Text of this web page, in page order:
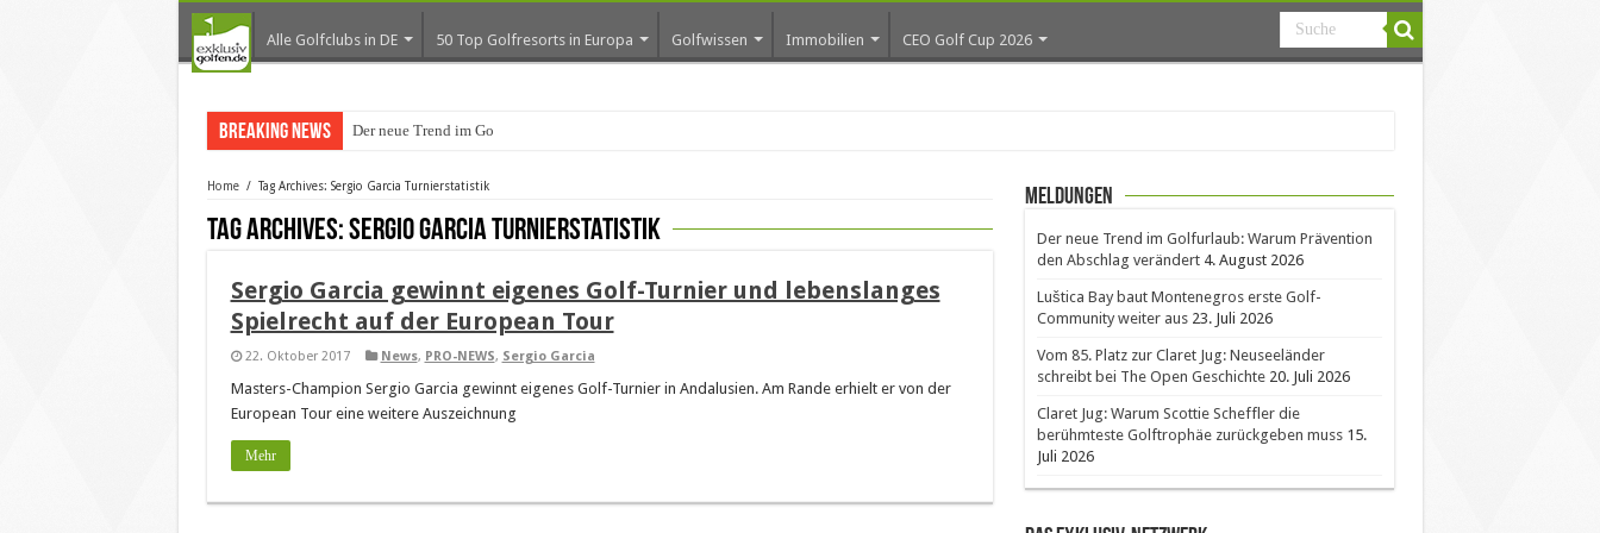
Alle Golfclubs in DE 50 Top Golfresorts in Europa Golfwissen Immobilien CEO Golf Cup 2026
Breaking News Der neue Trend im Golfurlaub
Home / Tag Archives: Sergio Garcia Turnierstatistik
Tag Archives:Sergio Garcia Turnierstatistik
Sergio Garcia gewinnt eigenes Golf-Turnier und lebenslanges
Spielrecht auf der European Tour
22. Oktober 2017 News, PRO-NEWS, Sergio Garcia
Masters-Champion Sergio Garcia gewinnt eigenes Golf-Turnier in Andalusien. Am Rande erhielt er von der
European Tour eine weitere Auszeichnung
Mehr
Meldungen
Der neue Trend im Golfurlaub: Warum Prävention
den Abschlag verändert 4. August 2026
Luštica Bay baut Montenegros erste Golf-
Community weiter aus 23. Juli 2026
Vom 85. Platz zur Claret Jug: Neuseeländer
schreibt bei The Open Geschichte 20. Juli 2026
Claret Jug: Warum Scottie Scheffler die
berühmteste Golftrophäe zurückgeben muss 15.
Juli 2026